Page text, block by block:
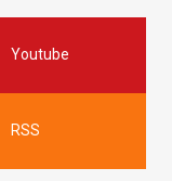
Youtube
RSS